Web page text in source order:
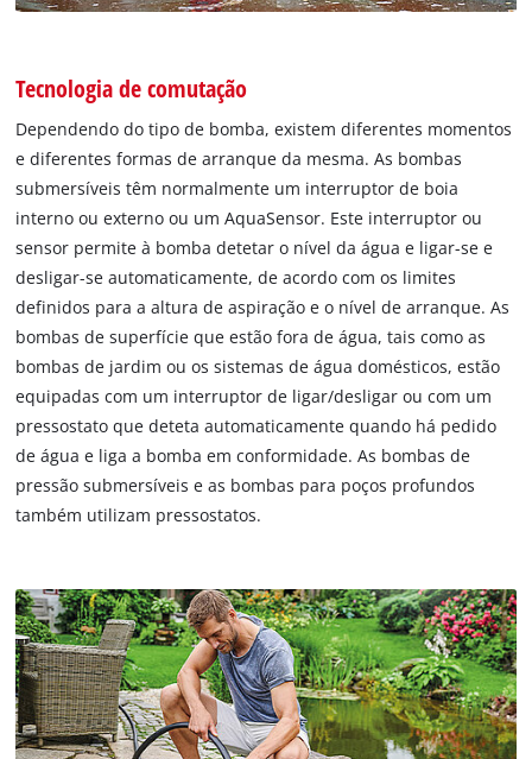
Tecnologia de comutação
Dependendo do tipo de bomba, existem diferentes momentos
e diferentes formas de arranque da mesma. As bombas
submersíveis têm normalmente um interruptor de boia
interno ou externo ou um AquaSensor. Este interruptor ou
sensor permite à bomba detetar o nível da água e ligar-se e
desligar-se automaticamente, de acordo com os limites
definidos para a altura de aspiração e o nível de arranque. As
bombas de superfície que estão fora de água, tais como as
bombas de jardim ou os sistemas de água domésticos, estão
equipadas com um interruptor de ligar/desligar ou com um
pressostato que deteta automaticamente quando há pedido
de água e liga a bomba em conformidade. As bombas de
pressão submersíveis e as bombas para poços profundos
também utilizam pressostatos.